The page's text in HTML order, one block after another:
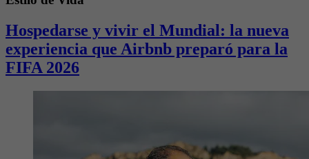
Hospedarse y vivir el Mundial: la nueva
experiencia que Airbnb preparó para la
FIFA 2026